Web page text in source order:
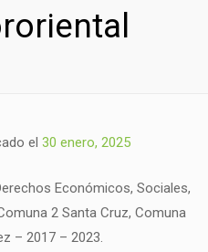
el 30 enero, 2025
Económicos, Sociales,
2 Santa Cruz, Comuna
– 2017 – 2023.